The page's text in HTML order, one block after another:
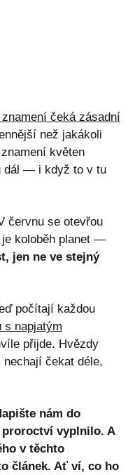
čeká zásadní
než jakákoli
květen
dál — i když to v tu
červnu se otevřou
je koloběh planet —
jen ne ve stejný
počítají každou
s napjatým
přijde. Hvězdy
čekat déle,
nám do
vyplnilo. A
v těchto
článek. Ať ví, co ho